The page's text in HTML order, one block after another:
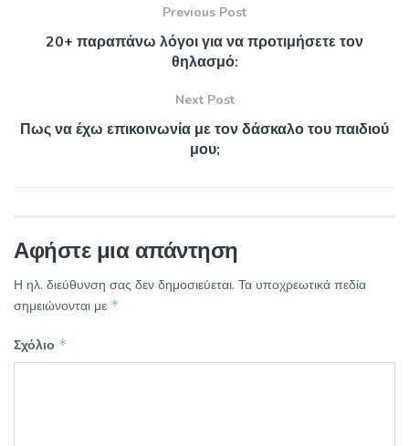
Previous Post
20+ παραπάνω λόγοι για να προτιμήσετε τον
θηλασμό:
Next Post
Πως να έχω επικοινωνία με τον δάσκαλο του παιδιού
μου;
Αφήστε μια απάντηση
Η ηλ. διεύθυνση σας δεν δημοσιεύεται. Τα υποχρεωτικά πεδία
σημειώνονται με *
Σχόλιο *